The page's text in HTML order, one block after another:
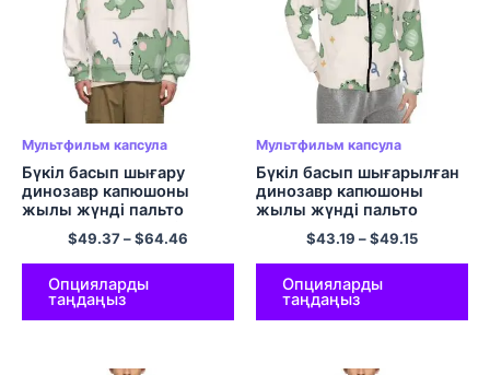
Мультфильм капсула
Бүкіл басып шығару
динозавр капюшоны
жылы жүнді пальто
динозавр габариттік
капюди ЕО өлшемі
Ересектерге арналған
ыңғайлы капюди бар
қалталы полиэстер
пуловер капюшон
$49.37–$64.46
Опцияларды
таңдаңыз
Мультфильм капсула
Бүкіл басып шығарылған
динозавр капюшоны
жылы жүнді пальто
Динозавр габариттік
капюдиі ЕО өлшемді
ересектерге арналған
қалталы полиэстерлі
ілгекті капюшондары
$43.19 –$49.15
Опцияларды
таңдаңыз